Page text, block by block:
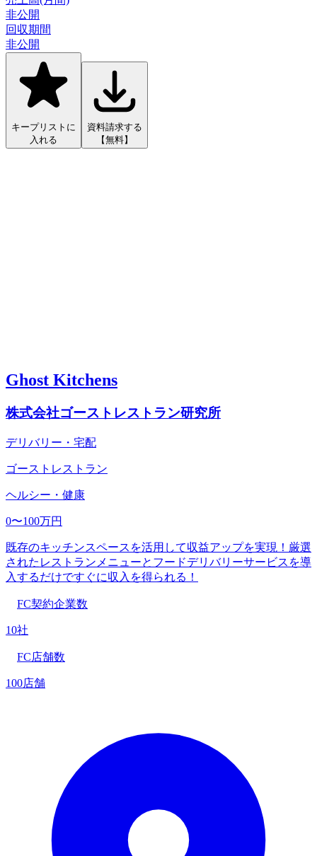
非公開
回収期間
非公開
キープリストに
入れる
資料請求する
【無料】
Ghost Kitchens
株式会社ゴーストレストラン研究所
デリバリー・宅配
ゴーストレストラン
ヘルシー・健康
0〜100万円
既存のキッチンスペースを活用して収益アップを実現！厳選
されたレストランメニューとフードデリバリーサービスを導
入するだけですぐに収入を得られる！
FC契約企業数
10社
FC店舗数
100店舗